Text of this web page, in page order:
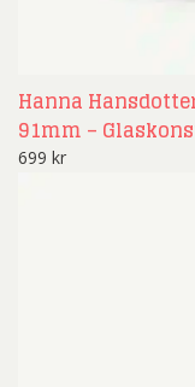
Hanna
91mm –
699 kr